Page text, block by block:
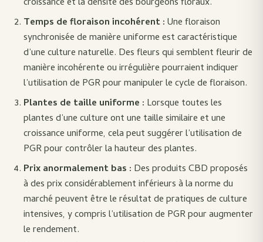
Temps de floraison incohérent :Une floraison
synchronisée de manière uniforme est caractéristique
d’une culture naturelle. Des fleurs qui semblent fleurir de
manière incohérente ou irrégulière pourraient indiquer
l’utilisation de PGR pour manipuler le cycle de floraison.
Plantes de taille uniforme : Lorsque toutes les
plantes d’une culture ont une taille similaire et une
croissance uniforme, cela peut suggérer l’utilisation de
PGR pour contrôler la hauteur des plantes.
Prix anormalement bas : Des produits CBD proposés
à des prix considérablement inférieurs à la norme du
marché peuvent être le résultat de pratiques de culture
intensives, y compris l’utilisation de PGR pour augmenter
le rendement.